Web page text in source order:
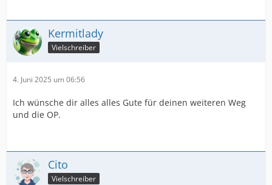
Kermitlady
Vielschreiber
4. Juni 2025 um 06:56
Ich wünsche dir alles alles Gute für deinen weiteren Weg
und die OP.
Cito
Vielschreiber